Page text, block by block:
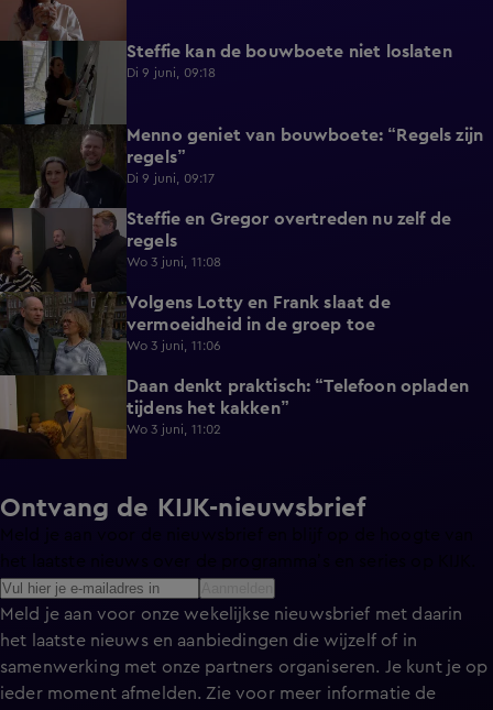
0:55 Steffie kan de bouwboete niet loslaten
Di 9 juni, 09:18
Menno geniet van bouwboete: “Regels zijn
regels”
Di 9 juni, 09:17
1:13
Steffie en Gregor overtreden nu zelf de
regels
Wo 3 juni, 11:08
0:40
Volgens Lotty en Frank slaat de
vermoeidheid in de groep toe
Wo 3 juni, 11:06
0:49
Daan denkt praktisch: “Telefoon opladen
tijdens het kakken”
Wo 3 juni, 11:02
Ontvang de KIJK-nieuwsbrief
Meld je aan voor onze wekelijkse nieuwsbrief met daarin
het laatste nieuws en aanbiedingen die wijzelf of in
samenwerking met onze partners organiseren. Je kunt je op
ieder moment afmelden. Zie voor meer informatie de